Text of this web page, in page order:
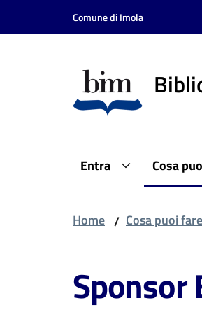
Vai al contenuto
Vai alla navigazione
Comune di Imola
Entra Cosa
Home / Cosa puoi fare
Sponsor